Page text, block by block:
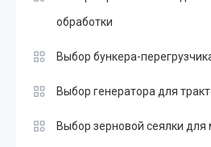
обработки
Выбор бункера-
Выбор генератора для
Выбор зерновой сеялки для